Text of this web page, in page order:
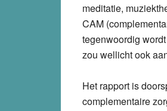
meditatie,
CAM
tegenwoordig
zou wellicht ook
Het rapport is
complementaire